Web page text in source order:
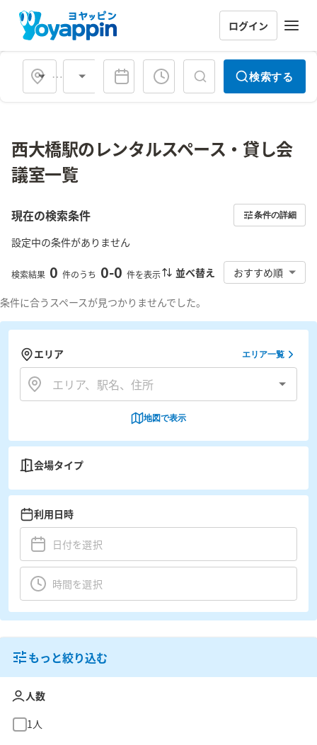
ログイン
会場タイプ 検索する
西大橋駅のレンタルスペース・貸し会
議室一覧
現在の検索条件 条件の詳細
設定中の条件がありません
検索結果 0 件のうち 0-0 件を表示 並べ替え おすすめ順
条件に合うスペースが見つかりませんでした。
エリア エリア一覧
地図で表示
会場タイプ
利用日時
もっと絞り込む
人数
1人